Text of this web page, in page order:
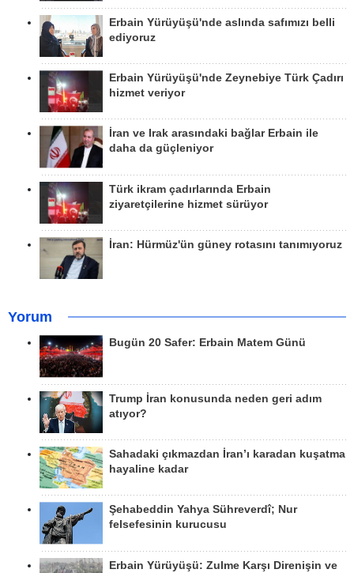
Erbain Yürüyüşü'nde aslında safımızı belli
ediyoruz
Erbain Yürüyüşü'nde Zeynebiye Türk Çadırı
hizmet veriyor
İran ve Irak arasındaki bağlar Erbain ile
daha da güçleniyor
Türk ikram çadırlarında Erbain
ziyaretçilerine hizmet sürüyor
İran: Hürmüz'ün güney rotasını tanımıyoruz
Yorum
Bugün 20 Safer: Erbain Matem Günü
Trump İran konusunda neden geri adım
atıyor?
Sahadaki çıkmazdan İran’ı karadan kuşatma
hayaline kadar
Şehabeddin Yahya Sühreverdî; Nur
felsefesinin kurucusu
Erbain Yürüyüşü: Zulme Karşı Direnişin ve